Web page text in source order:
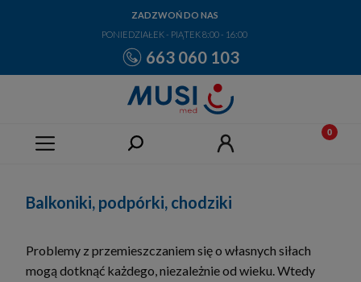
ZADZWOŃ DO NAS
PONIEDZIAŁEK - PIĄTEK 8:00 - 16:00
663 060 103
Balkoniki, podpórki, chodziki
Problemy z przemieszczaniem się o własnych siłach
mogą dotknąć każdego, niezależnie od wieku. Wtedy